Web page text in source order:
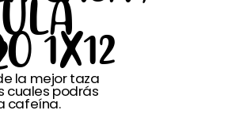
1X12
la mejor taza
cuales podrás
cafeína.